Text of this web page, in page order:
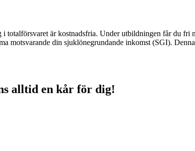
är kostnadsfria. Under utbildningen får du fri
motsvarande din sjuklönegrundande inkomst (SGI).
alltid en kår för dig!